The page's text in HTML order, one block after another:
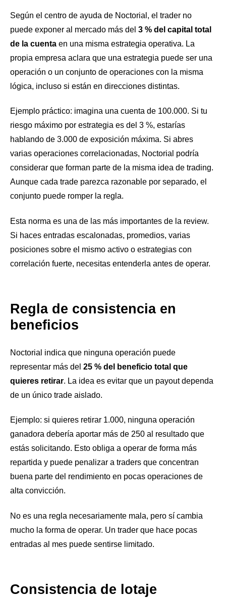
Según el centro de ayuda de Noctorial, el trader no
puede exponer al mercado más del 3 % del capital total
de la cuenta en una misma estrategia operativa. La
propia empresa aclara que una estrategia puede ser una
operación o un conjunto de operaciones con la misma
lógica, incluso si están en direcciones distintas.
Ejemplo práctico: imagina una cuenta de 100.000. Si tu
riesgo máximo por estrategia es del 3 %, estarías
hablando de 3.000 de exposición máxima. Si abres
varias operaciones correlacionadas, Noctorial podría
considerar que forman parte de la misma idea de trading.
Aunque cada trade parezca razonable por separado, el
conjunto puede romper la regla.
Esta norma es una de las más importantes de la review.
Si haces entradas escalonadas, promedios, varias
posiciones sobre el mismo activo o estrategias con
correlación fuerte, necesitas entenderla antes de operar.
Regla de consistencia en
beneficios
Noctorial indica que ninguna operación puede
representar más del 25 % del beneficio total que
quieres retirar. La idea es evitar que un payout dependa
de un único trade aislado.
Ejemplo: si quieres retirar 1.000, ninguna operación
ganadora debería aportar más de 250 al resultado que
estás solicitando. Esto obliga a operar de forma más
repartida y puede penalizar a traders que concentran
buena parte del rendimiento en pocas operaciones de
alta convicción.
No es una regla necesariamente mala, pero sí cambia
mucho la forma de operar. Un trader que hace pocas
entradas al mes puede sentirse limitado.
Consistencia de lotaje